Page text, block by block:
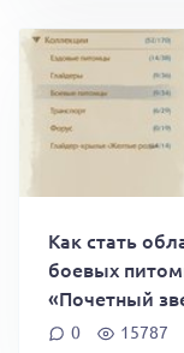
Как стать
боевых
«Почетный
0 15787